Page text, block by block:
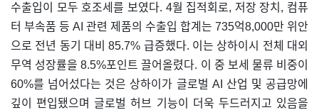
수출입이 모두 호조세를 보였다. 4월 집적회로, 저장 장치, 컴퓨
터 부속품 등 AI 관련 제품의 수출입 합계는 735억8,000만 위안
으로 전년 동기 대비 85.7% 급증했다. 이는 상하이시 전체 대외
무역 성장률을 8.5%포인트 끌어올렸다. 이 중 보세 물류 비중이
60%를 넘어섰다는 것은 상하이가 글로벌 AI 산업 및 공급망에
깊이 편입됐으며 글로벌 허브 기능이 더욱 두드러지고 있음을